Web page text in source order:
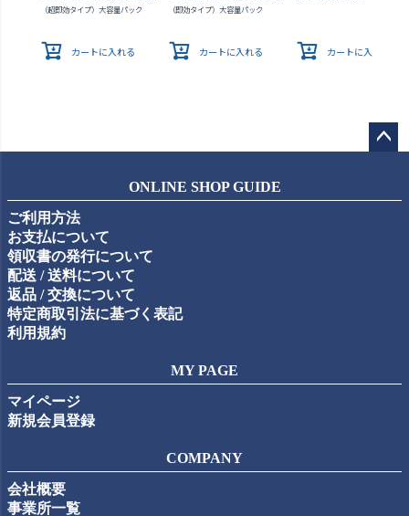
（超即効タイプ）大容量パック
カートに入れる
（即効タイプ）大容量パック
カートに入れる カートに入れる
ップ
ONLINE SHOP GUIDE
ご利用方法
お支払について
領収書の発行について
配送 / 送料について
返品 / 交換について
特定商取引法に基づく表記
利用規約
MY PAGE
マイページ
新規会員登録
COMPANY
会社概要
事業所一覧